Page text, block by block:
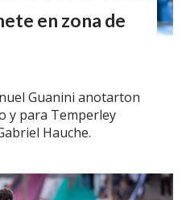
en zona de
Guanini anotarton
y para Temperley
Hauche.